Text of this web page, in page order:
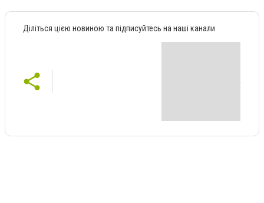
Діліться цією новиною та підписуйтесь на наші канали